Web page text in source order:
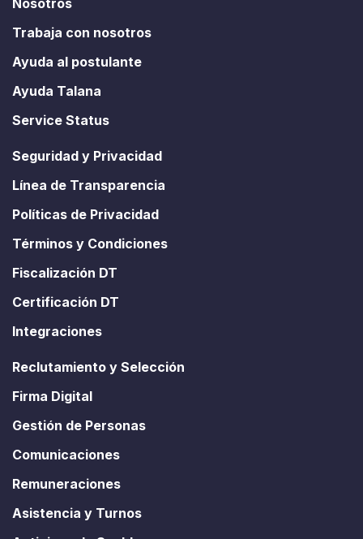
Trabaja con nosotros
Ayuda al postulante
Ayuda Talana
Service Status
Seguridad y Privacidad
Línea de Transparencia
Políticas de Privacidad
Términos y Condiciones
Fiscalización DT
Certificación DT
Integraciones
Reclutamiento y Selección
Firma Digital
Gestión de Personas
Comunicaciones
Remuneraciones
Asistencia y Turnos